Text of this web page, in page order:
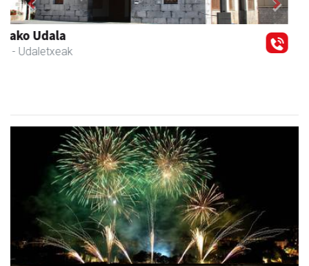
Xixori belar-denda
Andoain - Belar-denda
Previous Next